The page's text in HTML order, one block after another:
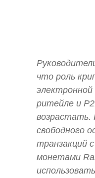
что роль
ритейле и
возрастать.
свободного
транзакций
монетами